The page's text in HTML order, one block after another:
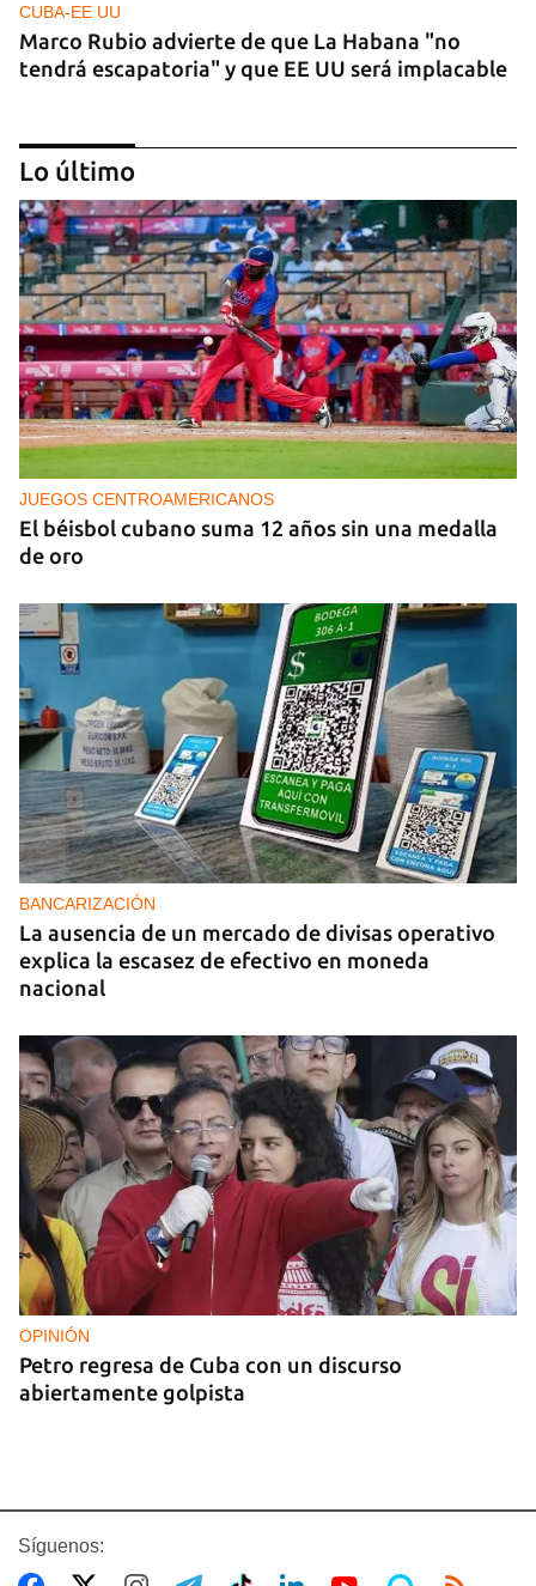
CUBA-EE UU
Marco Rubio advierte de que La Habana "no
tendrá escapatoria" y que EE UU será implacable
PODCAST
Cafecito informativo del viernes 7 de agosto de
2026
Lo último
JUEGOS CENTROAMERICANOS
El béisbol cubano suma 12 años sin una medalla
de oro
BANCARIZACIÓN
La ausencia de un mercado de divisas operativo
explica la escasez de efectivo en moneda
nacional
OPINIÓN
Petro regresa de Cuba con un discurso
abiertamente golpista
Síguenos: